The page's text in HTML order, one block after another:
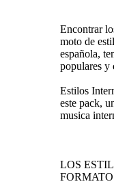
Encontrar
moto de
española,
populares y
Estilos
este pack,
musica
LOS
FORMATO